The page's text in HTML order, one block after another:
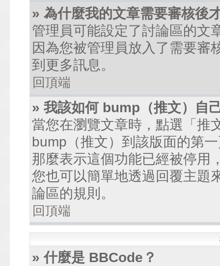
» 為什麼我的文章需要審核後
管理員可能設定了討論區的文
因為您被管理員放入了需要審
到更多訊息。
回頂端
» 我該如何 bump（推文）自
當您在瀏覽文章時，點選「推
bump（推文）到該版面的第
那麼表示這個功能已經被停用
您也可以簡單地透過回覆主題
論區的規則。
回頂端
» 什麼是 BBCode？